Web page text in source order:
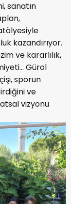
sanatın
kazandırıyor.
ve kararlılık,
Gürol
sporun
ve
vizyonu